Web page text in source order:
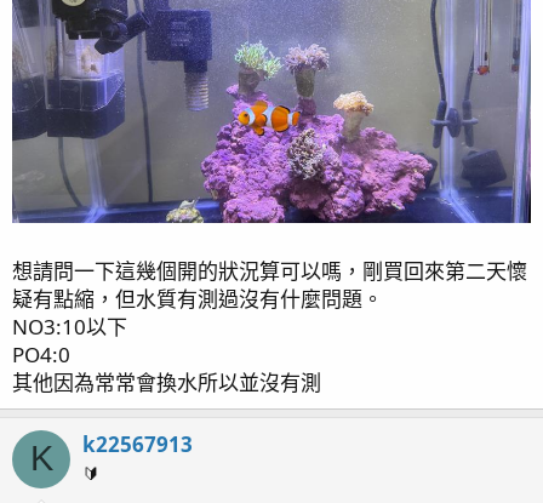
想請問一下這幾個開的狀況算可以嗎，剛買回來第二天懷
疑有點縮，但水質有測過沒有什麼問題。
NO3:10以下
PO4:0
其他因為常常會換水所以並沒有測
K k22567913
🔰